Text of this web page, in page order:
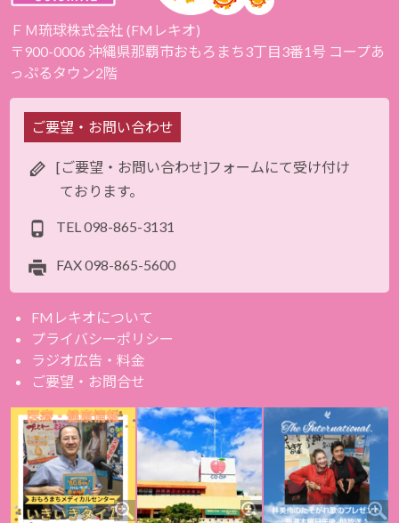
ＦＭ琉球株式会社 (FMレキオ)
〒900-0006 沖縄県那覇市おもろまち3丁目3番1号 コープあ
っぷるタウン2階
ご要望・お問い合わせ
[ご要望・お問い合わせ]フォームにて受け付け
ております。
TEL098-865-3131
FAX098-865-5600
FMレキオについて
プライバシーポリシー
ラジオ広告・料金
ご要望・お問合せ